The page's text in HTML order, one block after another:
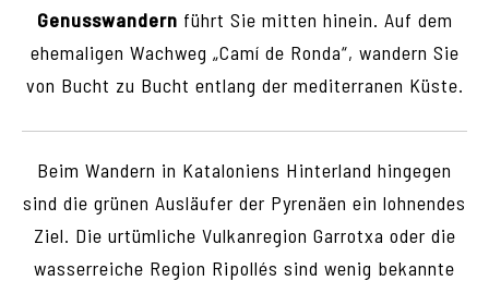
Genusswandern führt Sie mitten hinein. Auf dem
ehemaligen Wachweg „Camí de Ronda“, wandern Sie
von Bucht zu Bucht entlang der mediterranen Küste.
Beim Wandern in Kataloniens Hinterland hingegen
sind die grünen Ausläufer der Pyrenäen ein lohnendes
Ziel. Die urtümliche Vulkanregion Garrotxa oder die
wasserreiche Region Ripollés sind wenig bekannte